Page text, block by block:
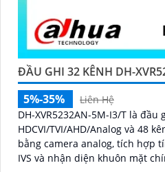
ĐẦU GHI 32 KÊNH DH-
5%-35%
Liên Hệ
DH-XVR5232AN-5M-I3/T là
HDCVI/TVI/AHD/Analog và 48
bằng camera analog, tích hợp
IVS và nhận diện khuôn mặt